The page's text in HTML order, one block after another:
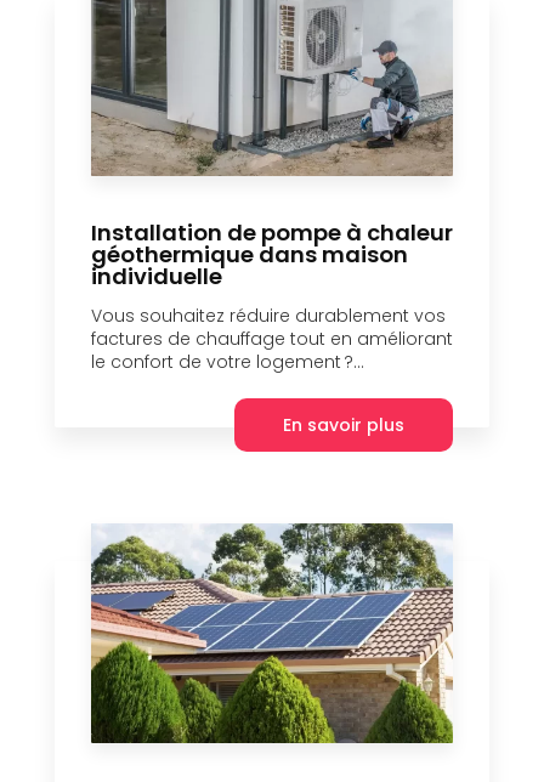
Installation de pompe à chaleur
géothermique dans maison
individuelle
Vous souhaitez réduire durablement vos
factures de chauffage tout en améliorant
le confort de votre logement ?...
En savoir plus